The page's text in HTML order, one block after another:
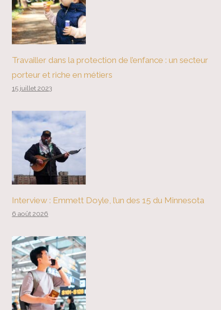
Travailler dans la protection de l’enfance : un secteur
porteur et riche en métiers
15 juillet 2023
Interview : Emmett Doyle, l’un des 15 du Minnesota
6 août 2026